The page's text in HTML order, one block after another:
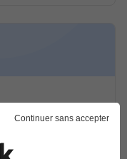
Continuer sans accepter